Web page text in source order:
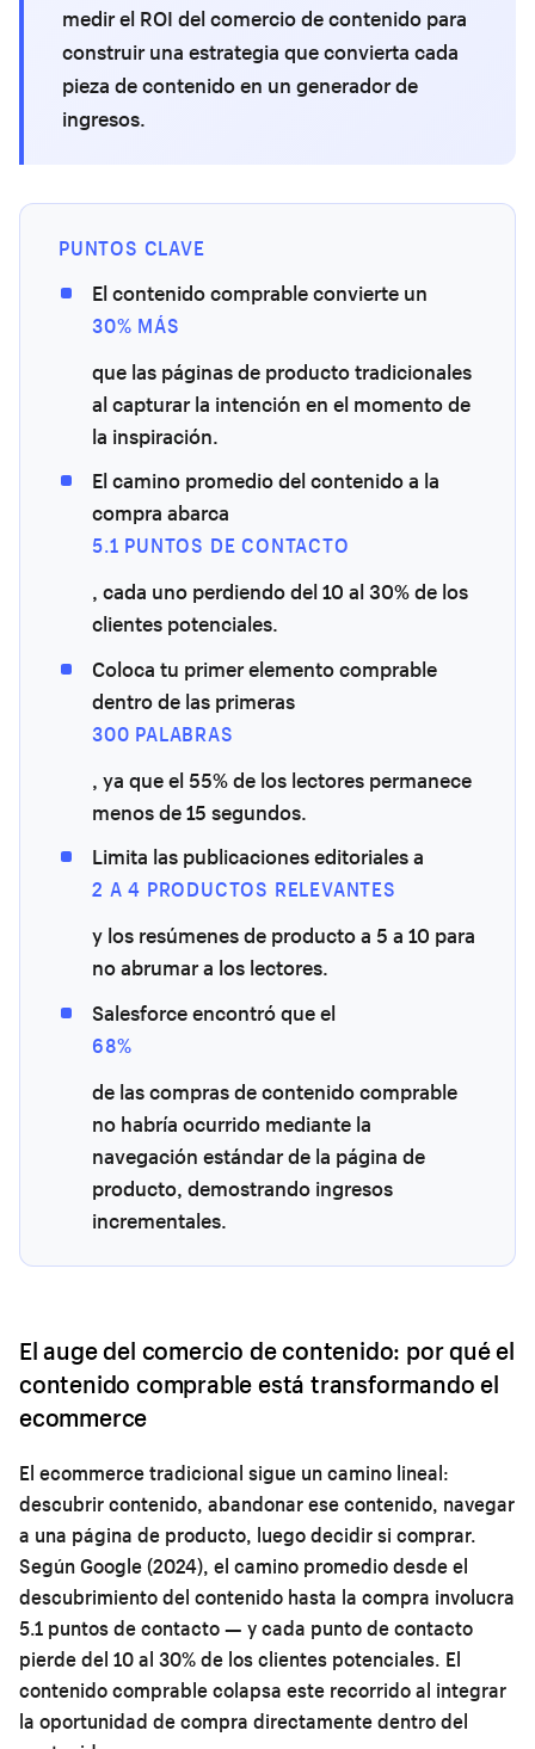
medir el ROI del comercio de contenido para
construir una estrategia que convierta cada
pieza de contenido en un generador de
ingresos.
PUNTOS CLAVE
El contenido comprable convierte un
30% MÁS
que las páginas de producto tradicionales
al capturar la intención en el momento de
la inspiración.
El camino promedio del contenido a la
compra abarca
5.1 PUNTOS DE CONTACTO
, cada uno perdiendo del 10 al 30% de los
clientes potenciales.
Coloca tu primer elemento comprable
dentro de las primeras
300 PALABRAS
, ya que el 55% de los lectores permanece
menos de 15 segundos.
Limita las publicaciones editoriales a
2 A 4 PRODUCTOS RELEVANTES
y los resúmenes de producto a 5 a 10 para
no abrumar a los lectores.
Salesforce encontró que el
68%
de las compras de contenido comprable
no habría ocurrido mediante la
navegación estándar de la página de
producto, demostrando ingresos
incrementales.
El auge del comercio de contenido: por qué el
contenido comprable está transformando el
ecommerce
El ecommerce tradicional sigue un camino lineal:
descubrir contenido, abandonar ese contenido, navegar
a una página de producto, luego decidir si comprar.
Según Google (2024), el camino promedio desde el
descubrimiento del contenido hasta la compra involucra
5.1 puntos de contacto — y cada punto de contacto
pierde del 10 al 30% de los clientes potenciales. El
contenido comprable colapsa este recorrido al integrar
la oportunidad de compra directamente dentro del